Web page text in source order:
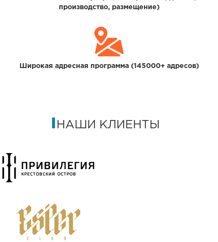
производство, размещение)
Широкая адресная программа (145000+ адресов)
НАШИ КЛИЕНТЫ